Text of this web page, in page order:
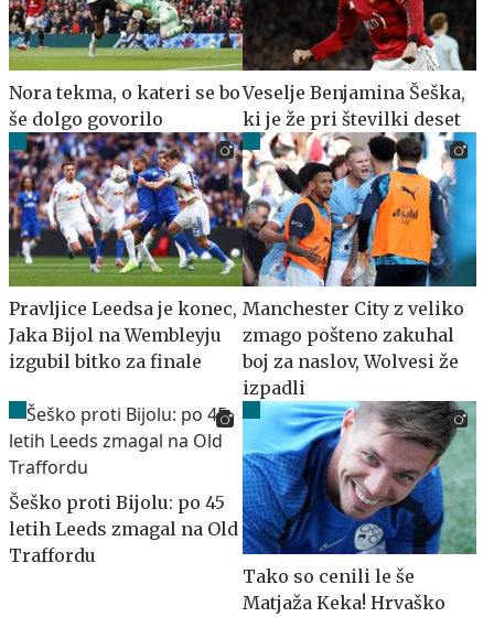
Nora tekma, o kateri se bo
še dolgo govorilo
Veselje Benjamina Šeška,
ki je že pri številki deset
Pravljice Leedsa je konec,
Jaka Bijol na Wembleyju
izgubil bitko za finale
Manchester City z veliko
zmago pošteno zakuhal
boj za naslov, Wolvesi že
izpadli
Šeško proti Bijolu: po 45
letih Leeds zmagal na Old
Traffordu
Tako so cenili le še
Matjaža Keka! Hrvaško